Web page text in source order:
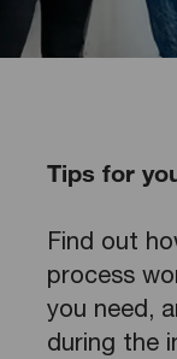
Tips for
Find out
process
you need,
during the